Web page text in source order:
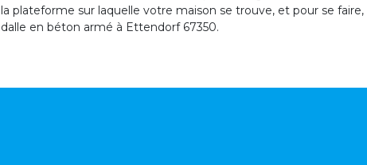
la plateforme sur laquelle votre maison se trouve, et pour se
dalle en béton armé à Ettendorf 67350.